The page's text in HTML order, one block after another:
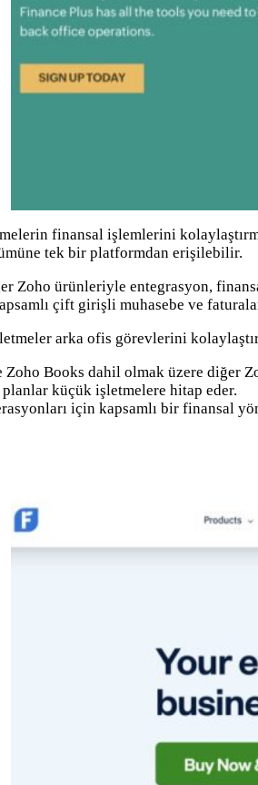
finansal işlemlerini
tek bir platformdan erişilebilir.
Zoho ürünleriyle entegrasyon,
çift girişli muhasebe ve
arka ofis görevlerini
Zoho Books dahil olmak üzere diğer
küçük işletmelere hitap eder.
için kapsamlı bir finansal